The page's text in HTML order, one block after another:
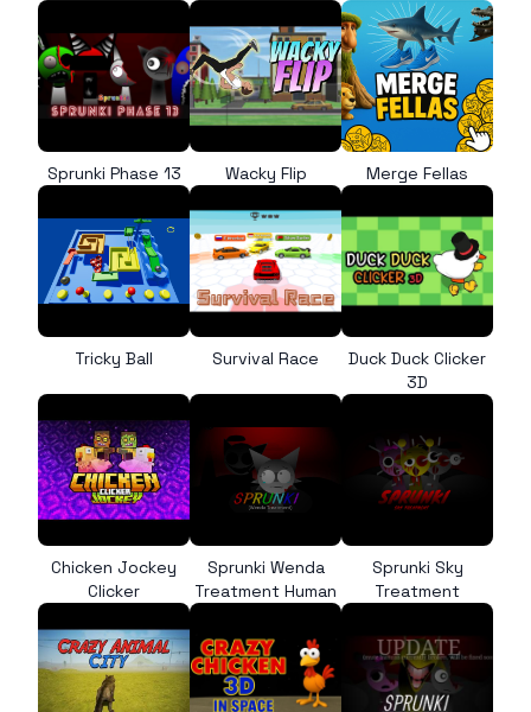
Sprunki Phase 13 Wacky Flip Merge Fellas
Tricky Ball Survival Race
Duck Duck Clicker
3D
Chicken Jockey
Clicker
Sprunki Wenda
Treatment Human
Sprunki Sky
Treatment